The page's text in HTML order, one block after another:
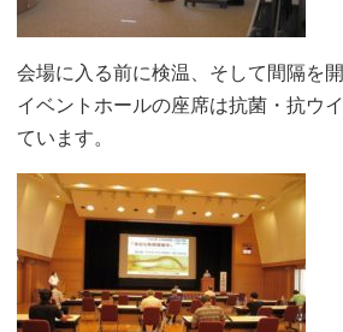
会場に入る前に検温、そして間隔を
イベントホールの座席は抗菌・抗ウ
ています。